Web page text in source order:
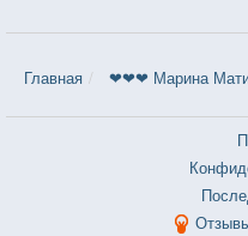
Главная ❤❤❤ Марина